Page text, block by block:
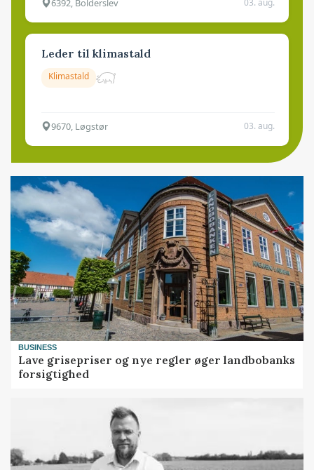
6392, Bolderslev 03. aug.
Leder til klimastald
Klimastald
9670, Løgstør 03. aug.
BUSINESS
Lave grisepriser og nye regler øger landbobanks
forsigtighed